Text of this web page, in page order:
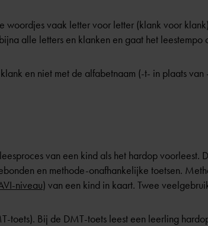
woordjes vaak letter voor letter (klank voor
alle letters en klanken en gaat het leestempo
en niet met de alfabetnaam (-t- in plaats
van een kind als het hardop voorleest.
en methode-onafhankelijke toetsen.
niveau) van een kind in kaart. Twee
toets). Bij de DMT-toets leest een leerling